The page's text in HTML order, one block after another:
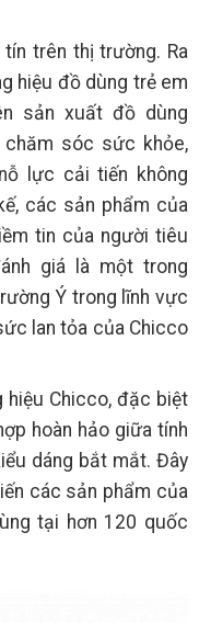
trên thị trường. Ra
hiệu đồ dùng trẻ em
sản xuất đồ dùng
sóc sức khỏe,
lực cải tiến không
các sản phẩm của
tin của người tiêu
giá là một trong
Ý trong lĩnh vực
lan tỏa của Chicco
hiệu Chicco, đặc biệt
hoàn hảo giữa tính
dáng bắt mắt. Đây
các sản phẩm của
tại hơn 120 quốc